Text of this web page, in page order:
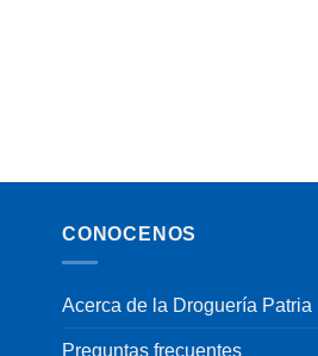
CONOCENOS
Acerca de la Droguería Patria
Preguntas frecuentes